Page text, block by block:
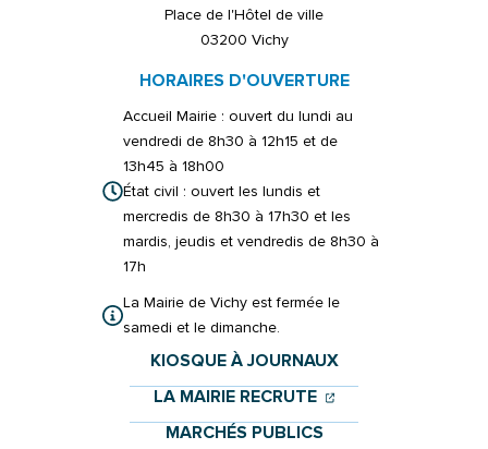
Place de l'Hôtel de ville
03200 Vichy
HORAIRES D'OUVERTURE
Accueil Mairie : ouvert du lundi au
vendredi de 8h30 à 12h15 et de
13h45 à 18h00
État civil : ouvert les lundis et
mercredis de 8h30 à 17h30 et les
mardis, jeudis et vendredis de 8h30 à
17h
La Mairie de Vichy est fermée le
samedi et le dimanche.
KIOSQUE À JOURNAUX
LA MAIRIE RECRUTE (OUVERTURE
(OUVERTURE
MARCHÉS PUBLICS